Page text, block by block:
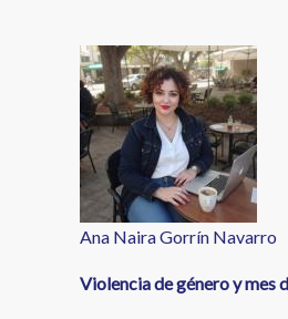
de
ayuda
a
la
navegación
Ana Naira Gorrín Navarro
Violencia de género y mes